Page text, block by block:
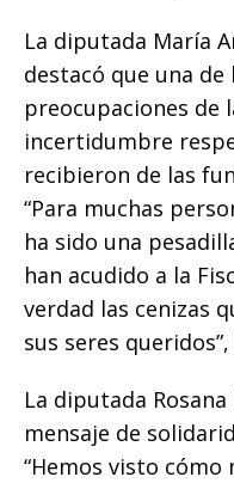
La diputada María
destacó que una
preocupaciones de
incertidumbre
recibieron de las
“Para muchas
ha sido una
han acudido a la
verdad las cenizas
sus seres
La diputada
mensaje de
“Hemos visto